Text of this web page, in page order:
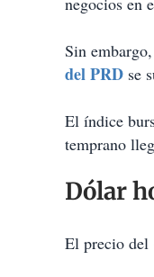
Sin
del PRD se
El índice
temprano
Dólar
El precio del